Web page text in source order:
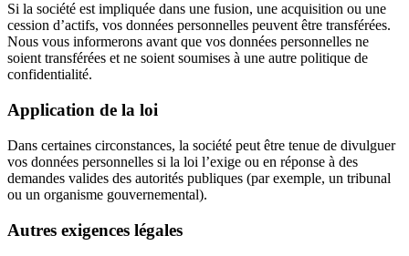
Si la société est impliquée dans une fusion, une acquisition ou une
cession d’actifs, vos données personnelles peuvent être transférées.
Nous vous informerons avant que vos données personnelles ne
soient transférées et ne soient soumises à une autre politique de
confidentialité.
Application de la loi
Dans certaines circonstances, la société peut être tenue de divulguer
vos données personnelles si la loi l’exige ou en réponse à des
demandes valides des autorités publiques (par exemple, un tribunal
ou un organisme gouvernemental).
Autres exigences légales